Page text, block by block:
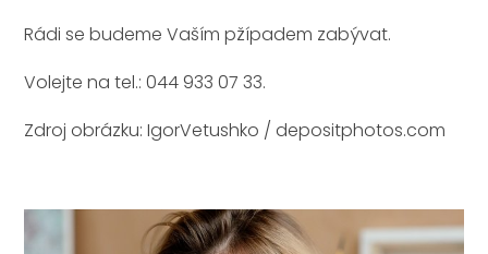
Rádi se budeme Vaším pžípadem zabývat.
Volejte na tel.: 044 933 07 33.
Zdroj obrázku: IgorVetushko / depositphotos.com